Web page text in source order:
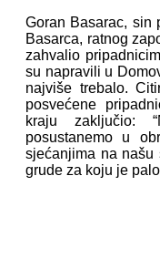
Goran Basarac, sin
Basarca, ratnog
zahvalio
su napravili u
najviše trebalo.
posvećene
kraju zaključio:
posustanemo u
sjećanjima na našu
grude za koju je